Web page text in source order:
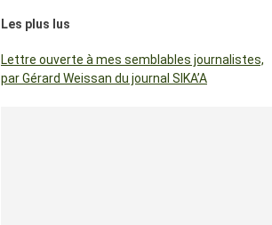
Les plus lus
Lettre ouverte à mes semblables journalistes,
par Gérard Weissan du journal SIKA’A